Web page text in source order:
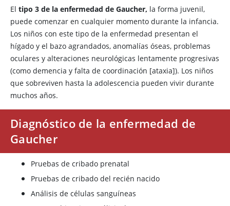
El tipo 3 de la enfermedad de Gaucher, la forma juvenil,
puede comenzar en cualquier momento durante la infancia.
Los niños con este tipo de la enfermedad presentan el
hígado y el bazo agrandados, anomalías óseas, problemas
oculares y alteraciones neurológicas lentamente progresivas
(como demencia y falta de coordinación [ataxia]). Los niños
que sobreviven hasta la adolescencia pueden vivir durante
muchos años.
Diagnóstico de la enfermedad de
Gaucher
Pruebas de cribado prenatal
Pruebas de cribado del recién nacido
Análisis de células sanguíneas